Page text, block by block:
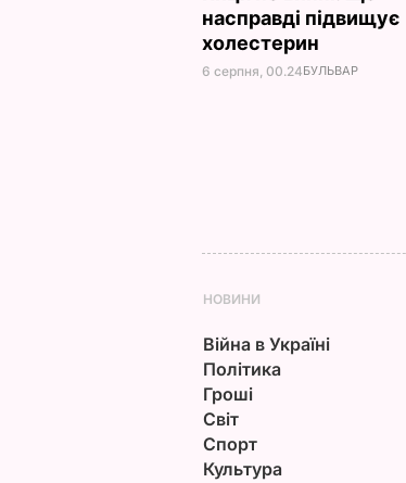
насправді підвищує
холестерин
6 серпня, 00.24БУЛЬВАР
НОВИНИ
Війна в Україні
Політика
Гроші
Світ
Спорт
Культура